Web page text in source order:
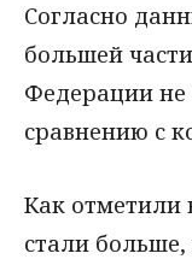
Согласно
большей
Федерации не
сравнению с
Как отметили
стали